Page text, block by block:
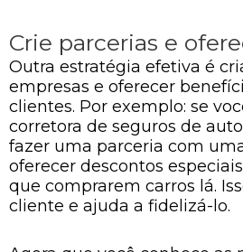
Crie parcerias e
Outra estratégia efetiva é
empresas e oferecer
clientes. Por exemplo: se
corretora de seguros de
fazer uma parceria com
oferecer descontos
que comprarem carros lá.
cliente e ajuda a fidelizá-lo.